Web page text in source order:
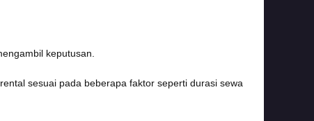
keputusan.
sesuai pada beberapa faktor seperti durasi sewa